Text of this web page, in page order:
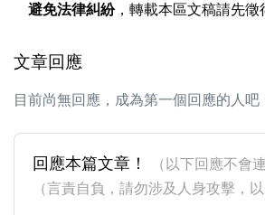
避免法律糾紛，轉載本區文稿請先徵
文章回應
目前尚無回應，成為第一個回應的人吧
回應本篇文章！
（以下回應不會
（言責自負，請勿涉及人身攻擊，以